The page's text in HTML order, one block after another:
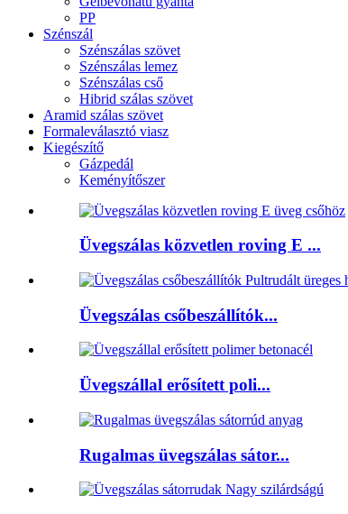
PP
Szénszál
Szénszálas szövet
Szénszálas lemez
Szénszálas cső
Hibrid szálas szövet
Aramid szálas szövet
Formaleválasztó viasz
Kiegészítő
Gázpedál
Keményítőszer
Üvegszálas közvetlen roving E ...
Üvegszálas csőbeszállítók...
Üvegszállal erősített poli...
Rugalmas üvegszálas sátor...